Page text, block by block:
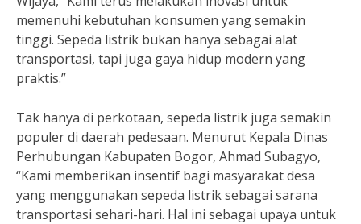
memenuhi kebutuhan konsumen yang semakin
tinggi. Sepeda listrik bukan hanya sebagai alat
transportasi, tapi juga gaya hidup modern yang
praktis.”
Tak hanya di perkotaan, sepeda listrik juga semakin
populer di daerah pedesaan. Menurut Kepala Dinas
Perhubungan Kabupaten Bogor, Ahmad Subagyo,
“Kami memberikan insentif bagi masyarakat desa
yang menggunakan sepeda listrik sebagai sarana
transportasi sehari-hari. Hal ini sebagai upaya untuk